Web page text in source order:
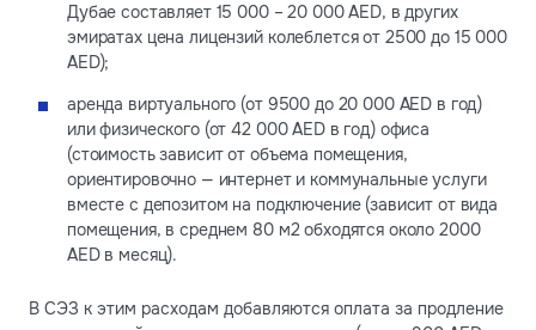
Дубае составляет 15 000 – 20 000 AED, в других
эмиратах цена лицензий колеблется от 2500 до 15 000
AED);
аренда виртуального (от 9500 до 20 000 AED в год)
или физического (от 42 000 AED в год) офиса
(стоимость зависит от объема помещения,
ориентировочно — интернет и коммунальные услуги
вместе с депозитом на подключение (зависит от вида
помещения, в среднем 80 м2 обходятся около 2000
AED в месяц).
В СЭЗ к этим расходам добавляются оплата за продление